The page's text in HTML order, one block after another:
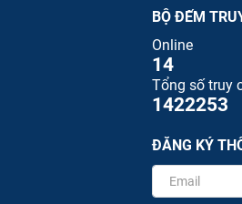
BỘ ĐẾM
Online
14
Tổng số truy
1422253
ĐĂNG KÝ